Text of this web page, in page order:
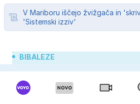
V Mariboru iščejo žvižgača in
'Sistemski izziv'
BIBALEZE